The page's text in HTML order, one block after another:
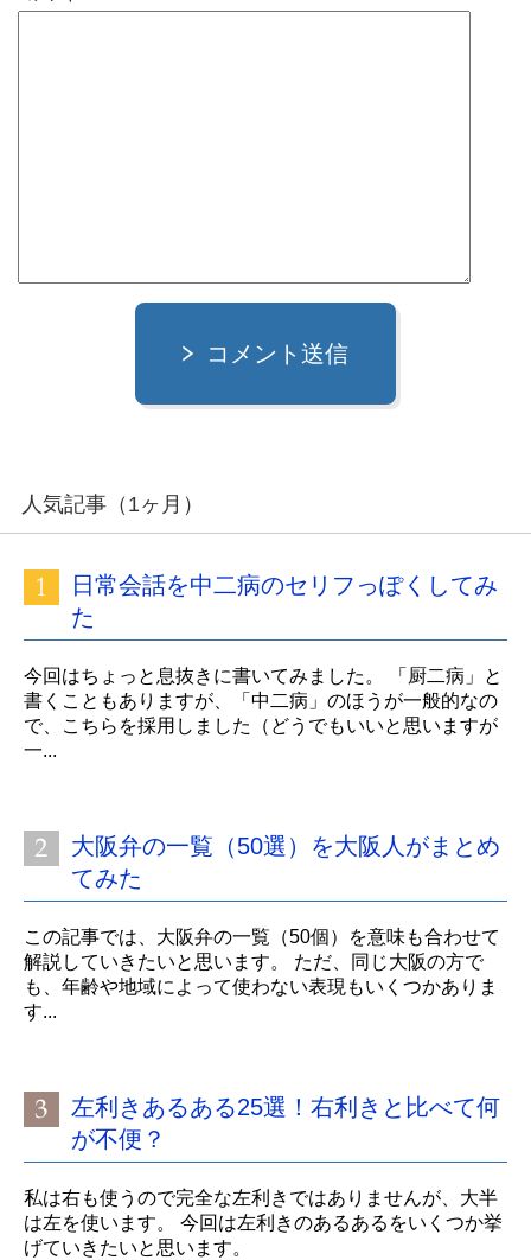
コメント送信
人気記事（1ヶ月）
日常会話を中二病のセリフっぽくしてみ
た
今回はちょっと息抜きに書いてみました。 「厨二病」と
書くこともありますが、「中二病」のほうが一般的なの
で、こちらを採用しました（どうでもいいと思いますが
一...
大阪弁の一覧（50選）を大阪人がまとめ
てみた
この記事では、大阪弁の一覧（50個）を意味も合わせて
解説していきたいと思います。 ただ、同じ大阪の方で
も、年齢や地域によって使わない表現もいくつかありま
す...
左利きあるある25選！右利きと比べて何
が不便？
私は右も使うので完全な左利きではありませんが、大半
は左を使います。 今回は左利きのあるあるをいくつか挙
げていきたいと思います。